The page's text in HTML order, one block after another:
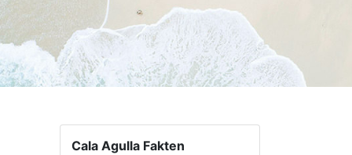
Cala Agulla Fakten